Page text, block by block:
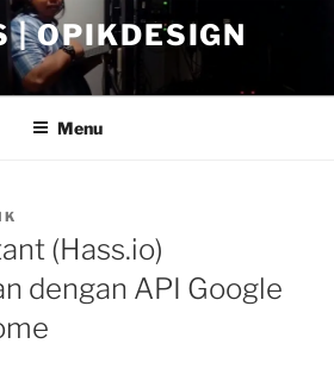
| OPIKDESIGN
Menu
(Hass.io)
dengan API Google